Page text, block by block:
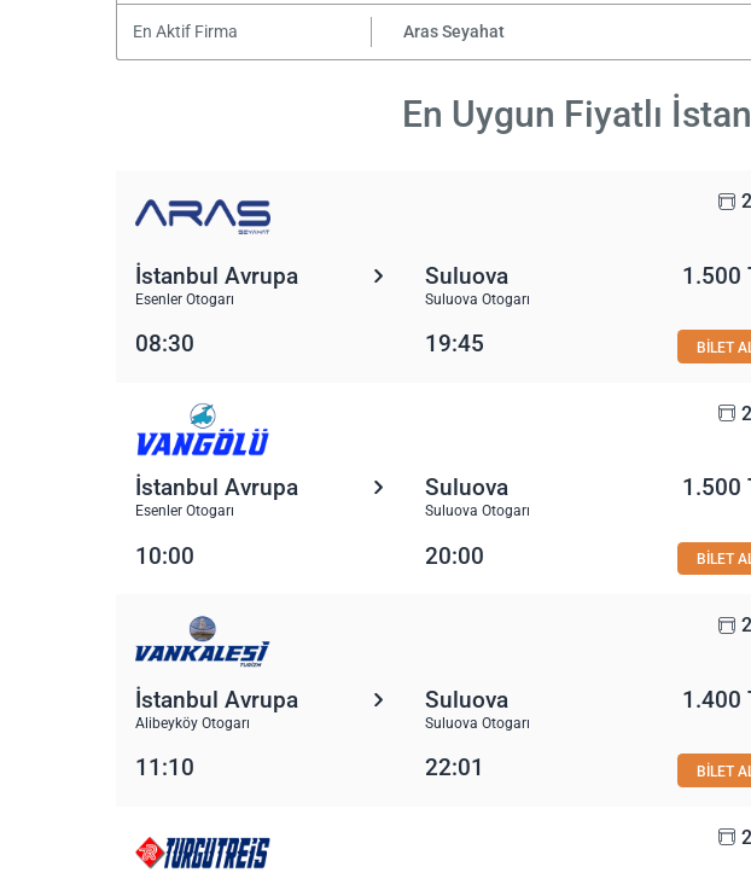
En Aktif Firma Aras Seyahat
En Uygun Fiyatlı
İstanbul Avrupa
Esenler Otogarı
Suluova
Suluova Otogarı
1.500
08:30 19:45 BİLET
İstanbul Avrupa
Esenler Otogarı
Suluova
Suluova Otogarı
1.500
10:00 20:00 BİLET
İstanbul Avrupa
Alibeyköy Otogarı
Suluova
Suluova Otogarı
1.400
11:10 22:01 BİLET